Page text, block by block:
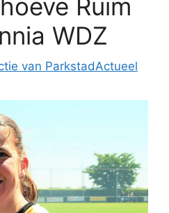
Ruim
WDZ
van ParkstadActueel